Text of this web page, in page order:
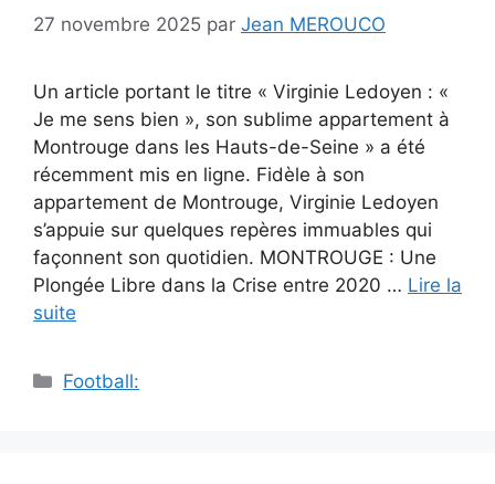
27 novembre 2025 par Jean MEROUCO
Un article portant le titre « Virginie Ledoyen : «
Je me sens bien », son sublime appartement à
Montrouge dans les Hauts-de-Seine » a été
récemment mis en ligne. Fidèle à son
appartement de Montrouge, Virginie Ledoyen
s’appuie sur quelques repères immuables qui
façonnent son quotidien. MONTROUGE : Une
Plongée Libre dans la Crise entre 2020 … Lire la
suite
Catégories
Football: